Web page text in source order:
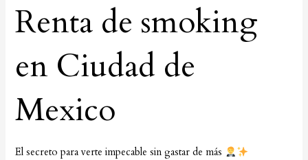
Renta de smoking
en Ciudad de
Mexico
El secreto para verte impecable sin gastar de más